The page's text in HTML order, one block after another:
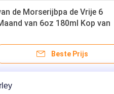
de Morserijbpa de Vrije 6
van 6oz 180ml Kop van
Beste Prijs